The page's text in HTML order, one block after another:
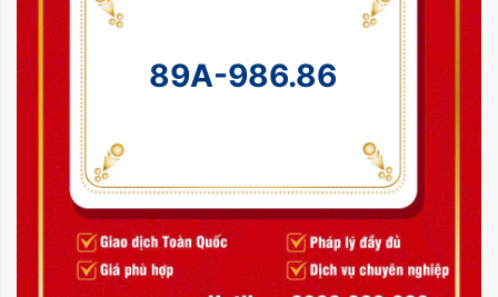
89A-986.86